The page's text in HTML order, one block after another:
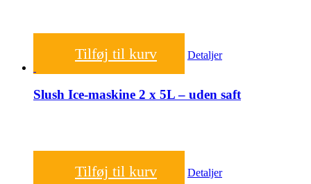
Tilføj til kurv Detaljer
Slush Ice-maskine 2 x 5L – uden saft
Tilføj til kurv Detaljer